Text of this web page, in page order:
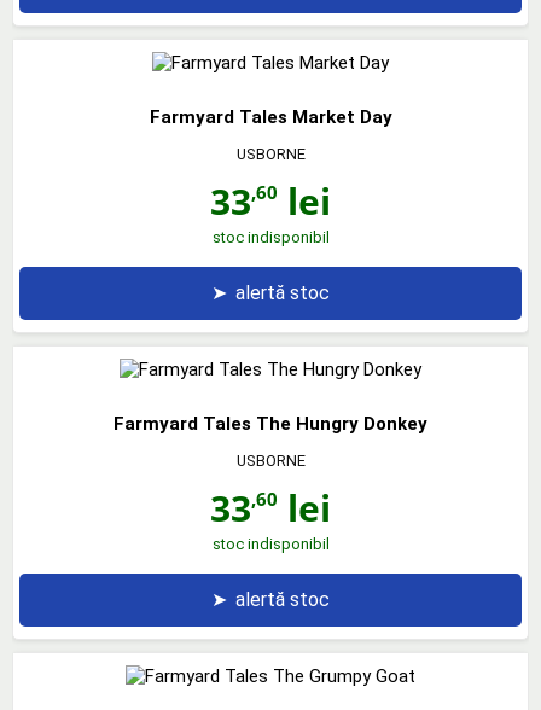
Farmyard Tales Market Day
USBORNE
33,60 lei
stoc indisponibil
➤ alertă stoc
Farmyard Tales The Hungry Donkey
USBORNE
33,60 lei
stoc indisponibil
➤ alertă stoc